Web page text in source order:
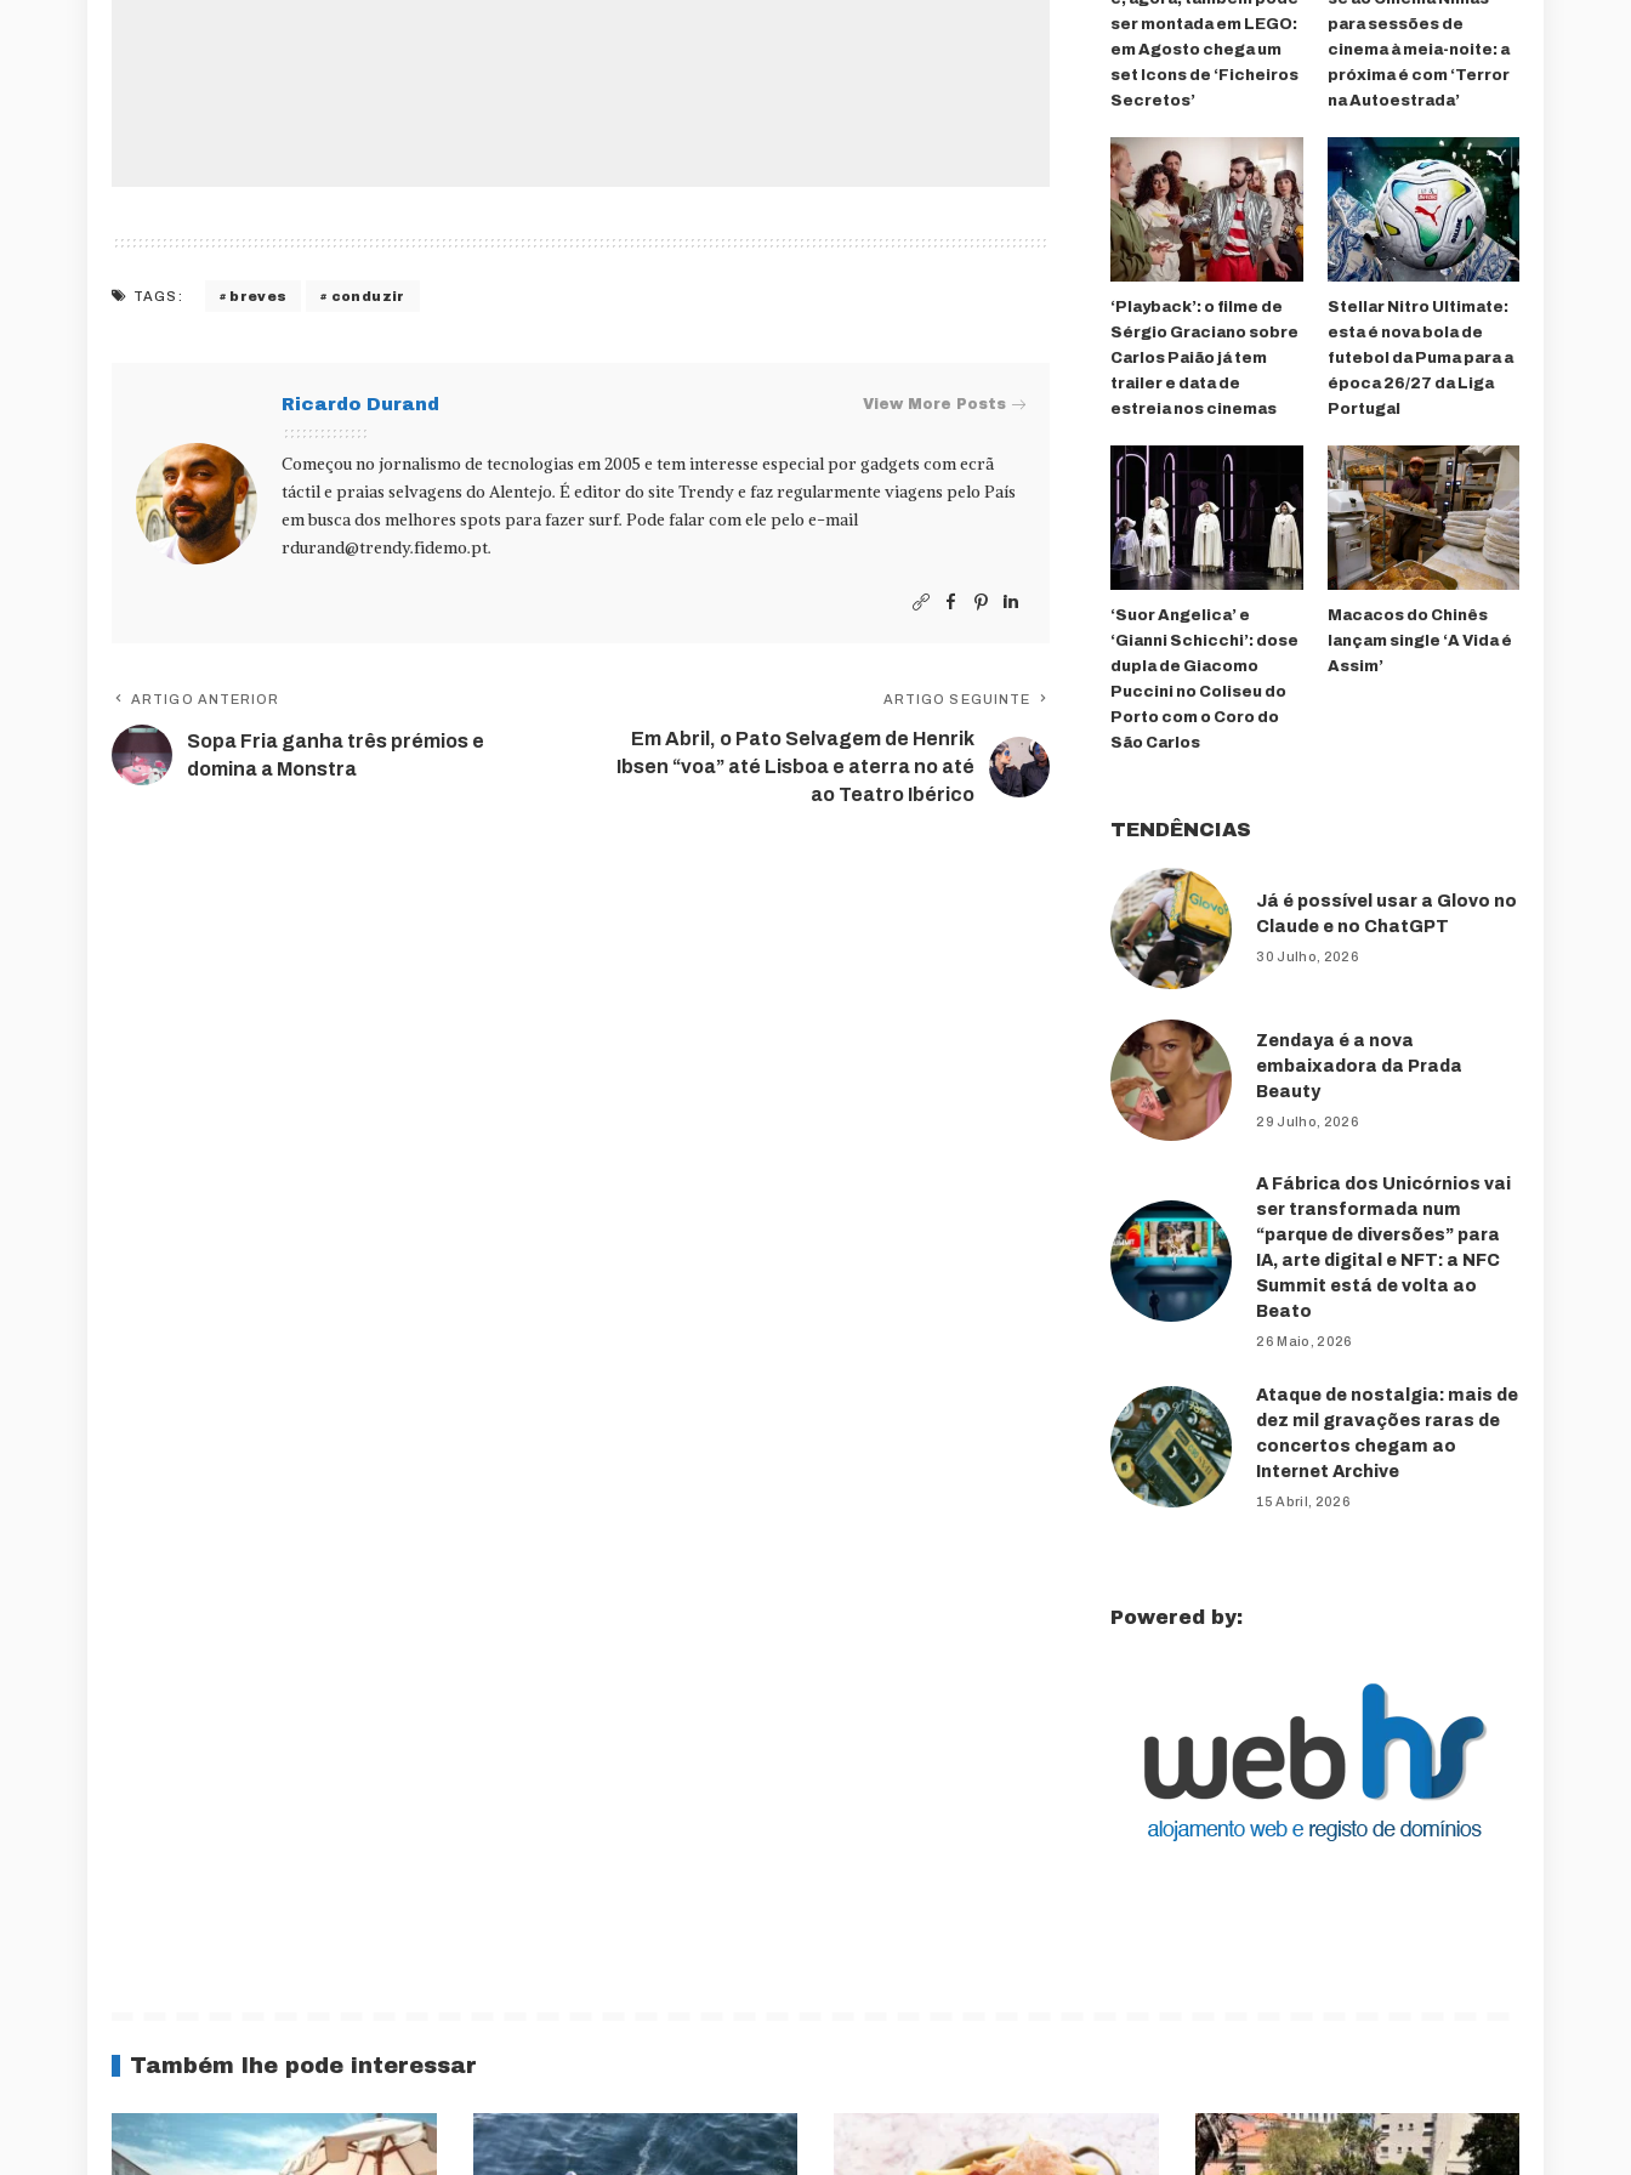
TAGS: breves conduzir
Ricardo Durand View More Posts
Começou no jornalismo de tecnologias em 2005 e tem interesse especial por gadgets com ecrã
táctil e praias selvagens do Alentejo. É editor do site Trendy e faz regularmente viagens pelo País
em busca dos melhores spots para fazer surf. Pode falar com ele pelo e-mail
rdurand@trendy.fidemo.pt.
ARTIGO ANTERIOR
Sopa Fria ganha três prémios e
domina a Monstra
ARTIGO SEGUINTE
Em Abril, o Pato Selvagem de Henrik
Ibsen “voa” até Lisboa e aterra no até
ao Teatro Ibérico
ser montada em LEGO:
em Agosto chega um
set Icons de ‘Ficheiros
Secretos’
para sessões de
cinema à meia-noite: a
próxima é com ‘Terror
na Autoestrada’
‘Playback’: o filme de
Sérgio Graciano sobre
Carlos Paião já tem
trailer e data de
estreia nos cinemas
Stellar Nitro Ultimate:
esta é nova bola de
futebol da Puma para a
época 26/27 da Liga
Portugal
‘Suor Angelica’ e
‘Gianni Schicchi’: dose
dupla de Giacomo
Puccini no Coliseu do
Porto com o Coro do
São Carlos
Macacos do Chinês
lançam single ‘A Vida é
Assim’
TENDÊNCIAS
Já é possível usar a Glovo no
Claude e no ChatGPT
30 Julho, 2026
Zendaya é a nova
embaixadora da Prada
Beauty
29 Julho, 2026
A Fábrica dos Unicórnios vai
ser transformada num
“parque de diversões” para
IA, arte digital e NFT: a NFC
Summit está de volta ao
Beato
26 Maio, 2026
Ataque de nostalgia: mais de
dez mil gravações raras de
concertos chegam ao
Internet Archive
15 Abril, 2026
Powered by:
Também lhe pode interessar